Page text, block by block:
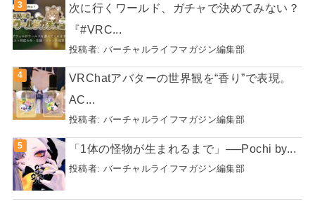
次に行くワールド、ガチャで決めてみない？
『#VRC...
投稿者: バーチャルライフマガジン編集部
VRChatアバターの世界観を“香り”で表現。
AC...
投稿者: バーチャルライフマガジン編集部
「1体の怪物が生まれるまで」──Pochi by...
投稿者: バーチャルライフマガジン編集部